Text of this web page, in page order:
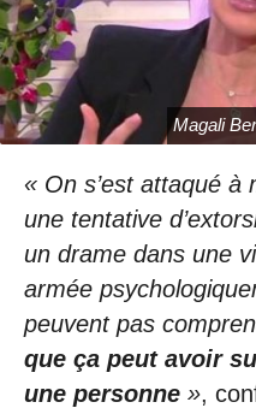
Magali
« On s’est attaqué
une tentative
un drame dans une
armée
peuvent pas
que ça peut avoir
une personne »,